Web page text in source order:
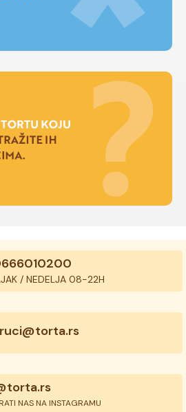
/ NEDELJA 08-22H
NAS NA INSTAGRAMU